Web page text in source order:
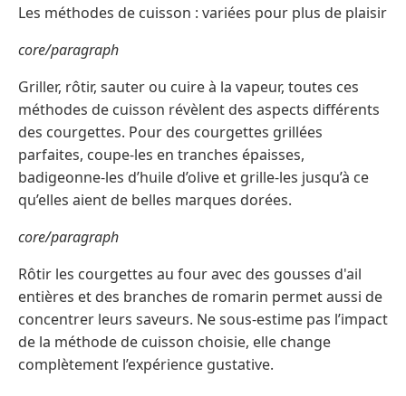
Les méthodes de cuisson : variées pour plus de plaisir
core/paragraph
Griller, rôtir, sauter ou cuire à la vapeur, toutes ces
méthodes de cuisson révèlent des aspects différents
des courgettes. Pour des courgettes grillées
parfaites, coupe-les en tranches épaisses,
badigeonne-les d’huile d’olive et grille-les jusqu’à ce
qu’elles aient de belles marques dorées.
core/paragraph
Rôtir les courgettes au four avec des gousses d'ail
entières et des branches de romarin permet aussi de
concentrer leurs saveurs. Ne sous-estime pas l’impact
de la méthode de cuisson choisie, elle change
complètement l’expérience gustative.